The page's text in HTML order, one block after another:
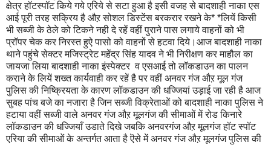
क्षेत्र हॉटस्पॉट किये गये एरिये से सटा हुआ है इसी वजह से बादशाही नाका एस
आई पूरी तरह सक्रिय है औऱ सोशल डिस्टेंस बरकरार रखने के* *लियें किसी
भी सब्जी के ठेले को टिकने नही दे रहें वहीं पुराने पास लगाये वाहनों को भी
प्रॉपर चेक कर निरस्त हुऐ पासो को वाहनों से हटवा दिये।आज बादशाही नाका
थाने पहुंचे सेक्टर मजिस्ट्रेट महेंद्र सिंह यादव ने भी निरीक्षण कर माहौल का
जायजा लिया बादशाही नाका इंस्पेक्टर व एसआई तो लॉकडाउन का पालन
कराने के लियें शख्त कार्यवाही कर रहें है पर वहीं अनवर गंज औऱ मूल गंज
पुलिस की निष्क्रियता के कारण लॉकडाउन की धज्जियां उड़ाई जा रही है आज
सुबह पांच बजे का नजारा है जिन सब्जी विक्रेताओं को बादशाही नाका पुलिस ने
हटाया वहीं सब्जी वाले अनवर गंज औऱ मूलगंज की सीमाओं में रोड किनारे
लॉकडाउन की धज्जियाँ उडाते दिखे जबकि अनवरगंज औऱ मूलगंज हॉट स्पॉट
एरिया की सीमाओं के अन्तर्गत आता है ऎसे में अनवर गंज औऱ मूलगंज पुलिस की